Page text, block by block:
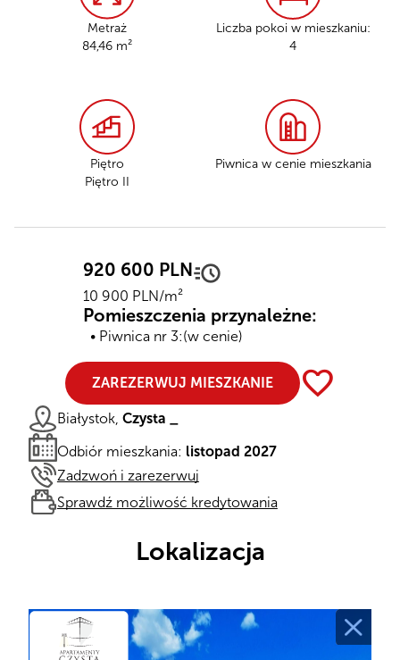
Metraż
84,46 m²
Liczba pokoi w mieszkaniu:
4
Piętro
Piętro II
Piwnica w cenie mieszkania
920 600 PLN
10 900 PLN/m²
Pomieszczenia przynależne:
Piwnica nr 3:(w cenie)
ZAREZERWUJ MIESZKANIE favorite
Białystok, Czysta _
Odbiór mieszkania: listopad 2027
Zadzwoń i zarezerwuj
Sprawdź możliwość kredytowania
Lokalizacja